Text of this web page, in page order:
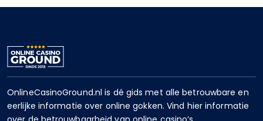
OnlineCasinoGround.nl is dé gids met alle betrouwbare en
eerlijke informatie over online gokken. Vind hier informatie